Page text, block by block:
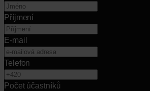
Příjmení
E-mail
Telefon
Počet účastníků